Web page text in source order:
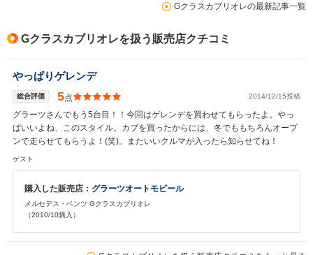
Gクラスカブリオレの最新記事一覧
Gクラスカブリオレを扱う販売店クチコミ
やっぱりゲレンデ
総合評価 5点 2014/12/15投稿
グラーツさんでもう5台目！！今回はゲレンデを買わせてもらったよ。やっ
ぱいいよね、このスタイル。カブを買ったからには、冬でももちろんオープ
ンで走らせてもらうよ！(笑)。またいいクルマが入ったら知らせてね！
ゲスト
購入した販売店： グラーツオートモビール
メルセデス・ベンツ Gクラスカブリオレ
（2010/10購入）